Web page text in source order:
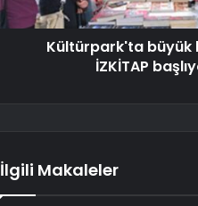
Kültürpark'ta büyük
İZKİTAP
İlgili Makaleler